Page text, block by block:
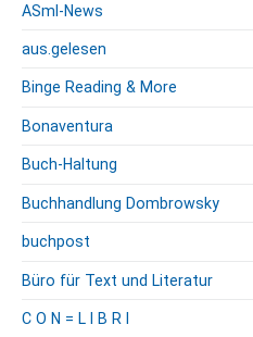
ASml-News
aus.gelesen
Binge Reading & More
Bonaventura
Buch-Haltung
Buchhandlung Dombrowsky
buchpost
Büro für Text und Literatur
C O N = L I B R I